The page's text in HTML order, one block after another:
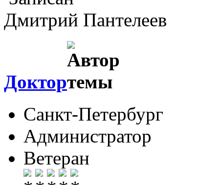
Дмитрий Пантелеев
Доктор
Санкт-Петербург
Администратор
Ветеран